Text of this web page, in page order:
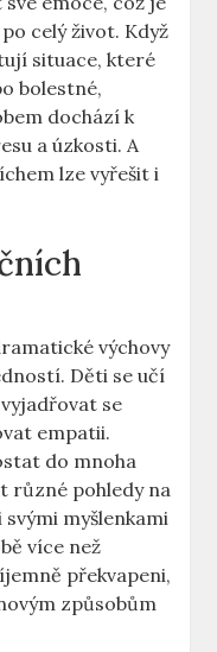
celý život. Když
situace, které
bolestné,
dochází k
a úzkosti. A
lze vyřešit i
výchovy
Děti se učí
se
empatii.
do mnoha
různé pohledy na
myšlenkami
více než
překvapeni,
způsobům